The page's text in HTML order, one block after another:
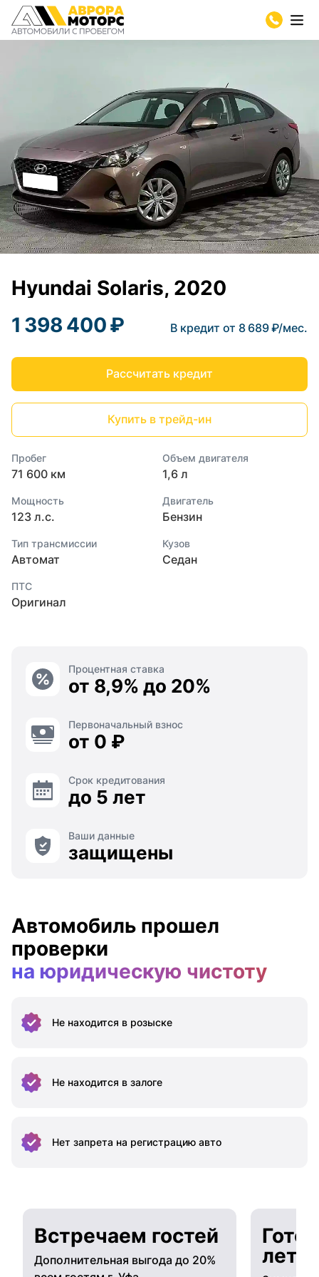
Hyundai Solaris, 2020
1 398 400 ₽
В кредит от 8 689 ₽/мес.
Рассчитать кредит
Купить в трейд-ин
Пробег
71 600 км
Объем двигателя
1,6 л
Мощность
123 л.с.
Двигатель
Бензин
Тип трансмиссии
Автомат
Кузов
Седан
ПТС
Оригинал
Процентная ставка
от 8,9% до 20%
Первоначальный взнос
от 0 ₽
Срок кредитования
до 5 лет
Ваши данные
защищены
Автомобиль прошел
проверки
на юридическую чистоту
Не находится в розыске
Не находится в залоге
Нет запрета на регистрацию авто
Встречаем гостей
Дополнительная выгода до 20%